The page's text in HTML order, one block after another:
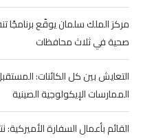
صحية في ثلاث محافظات
التعايش بين كل الكائنات:
الممارسات الإيكولوجية الصينية
القائم بأعمال السفارة